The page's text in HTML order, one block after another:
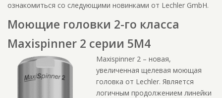
ознакомиться со следующими новинками от Lechler GmbH.
Моющие головки 2-го класса
Maxispinner 2 серии 5M4
Maxispinner 2 – новая,
увеличенная щелевая моющая
головка от Lechler. Является
логичным продолжением линейки